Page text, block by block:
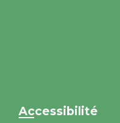
Accessibilité